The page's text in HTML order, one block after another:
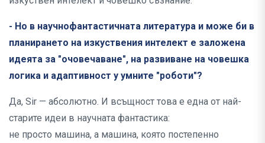
- Но в научнофантастичната литература и може би в
планирането на изкуствения интелект е заложена
идеята за "очовечаване", на развиване на човешка
логика и адаптивност у умните "роботи"?
Да, Sir — абсолютно. И всъщност това е една от най-
старите идеи в научната фантастика:
не просто машина, а машина, която постепенно